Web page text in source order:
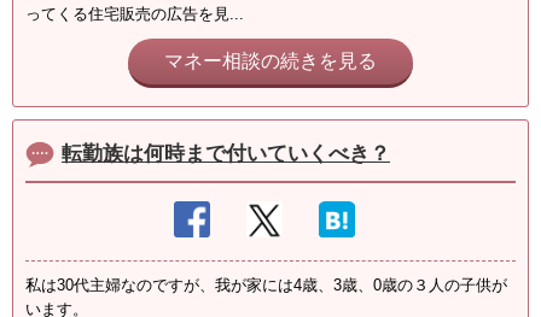
ってくる住宅販売の広告を見...
マネー相談の続きを見る
転勤族は何時まで付いていくべき？
私は30代主婦なのですが、我が家には4歳、3歳、0歳の３人の子供が
います。